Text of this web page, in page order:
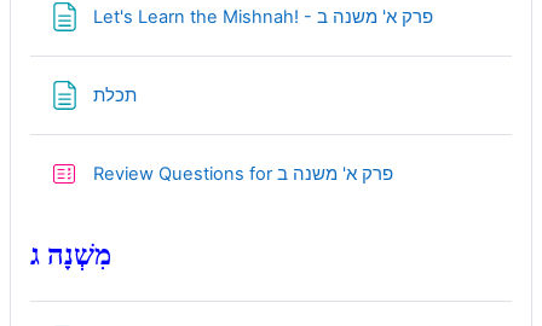
Let's Learn the Mishnah! - פרק א' משנה בPage
תכלתPage
Review Questions for פרק א' משנה בQuiz
מִשְׁנָה ג